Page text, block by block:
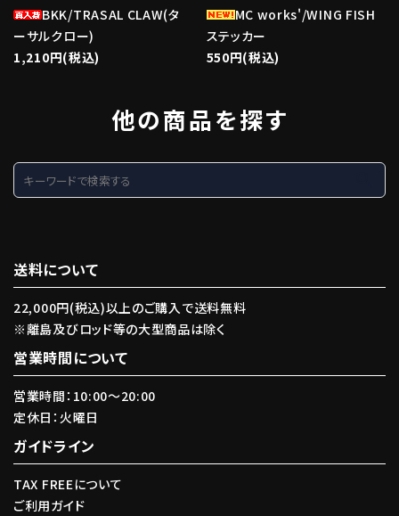
BKK/TRASAL CLAW(タ
ーサルクロー)
1,210円(税込)
MC works'/WING FISH
ステッカー
550円(税込)
他の商品を探す
送料について
22,000円(税込)以上のご購入で送料無料
※離島及びロッド等の大型商品は除く
営業時間について
営業時間：10:00〜20:00
定休日：火曜日
ガイドライン
TAX FREEについて
ご利用ガイド